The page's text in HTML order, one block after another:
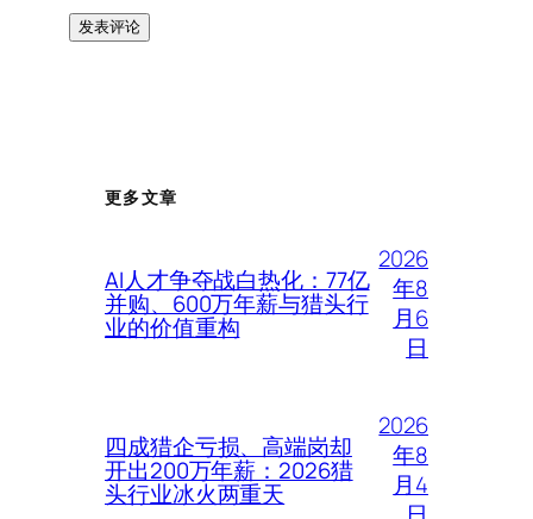
更多文章
AI人才争夺战白热化：77亿
并购、600万年薪与猎头行
业的价值重构
2026
年8
月6
日
四成猎企亏损、高端岗却
开出200万年薪：2026猎
头行业冰火两重天
2026
年8
月4